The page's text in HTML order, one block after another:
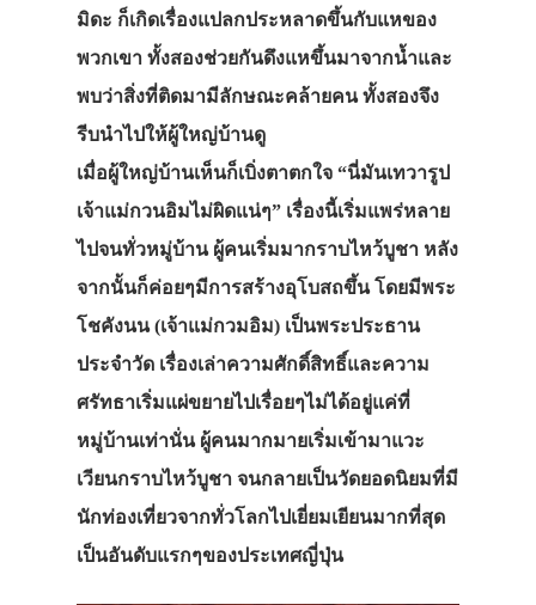
มิดะ ก็เกิดเรื่องแปลกประหลาดขึ้นกับแหของ
พวกเขา ทั้งสองช่วยกันดึงแหขึ้นมาจากน้ำและ
พบว่าสิ่งที่ติดมามีลักษณะคล้ายคน ทั้งสองจึง
รีบนำไปให้ผู้ใหญ่บ้านดู
เมื่อผู้ใหญ่บ้านเห็นก็เบิ่งตาตกใจ “นี่มันเทวารูป
เจ้าแม่กวนอิมไม่ผิดแน่ๆ” เรื่องนี้เริ่มแพร่หลาย
ไปจนทั่วหมู่บ้าน ผู้คนเริ่มมากราบไหว้บูชา หลัง
จากนั้นก็ค่อยๆมีการสร้างอุโบสถขึ้น โดยมีพระ
โชคังนน (เจ้าแม่กวมอิม) เป็นพระประธาน
ประจำวัด เรื่องเล่าความศักดิ์สิทธิ์และความ
ศรัทธาเริ่มแผ่ขยายไปเรื่อยๆไม่ได้อยู่แค่ที่
หมู่บ้านเท่านั่น ผู้คนมากมายเริ่มเข้ามาแวะ
เวียนกราบไหว้บูชา จนกลายเป็นวัดยอดนิยมที่มี
นักท่องเที่ยวจากทั่วโลกไปเยี่ยมเยียนมากที่สุด
เป็นอันดับแรกๆของประเทศญี่ปุ่น